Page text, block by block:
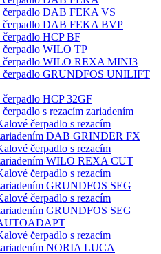
čerpadlo DAB FEKA VS
čerpadlo DAB FEKA BVP
HCP BF
čerpadlo WILO TP
čerpadlo WILO REXA MINI3
čerpadlo GRUNDFOS UNILIFT
HCP 32GF
s rezacím zariadením
čerpadlo s rezacím
DAB GRINDER FX
čerpadlo s rezacím
WILO REXA CUT
čerpadlo s rezacím
GRUNDFOS SEG
čerpadlo s rezacím
GRUNDFOS SEG
čerpadlo s rezacím
NORIA LUCA